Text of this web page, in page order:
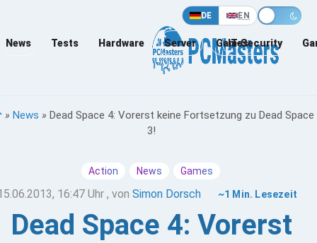
DE EN
News Tests Hardware Server Games
IT-Security
» News » Dead Space 4: Vorerst keine Fortsetzung zu Dead Space
3!
Action News Games
16:47 Uhr , von Simon Dorsch ~1 Min. Lesezeit
Dead Space 4: Vorerst